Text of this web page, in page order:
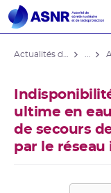
ultime en
de secours
par le réseau